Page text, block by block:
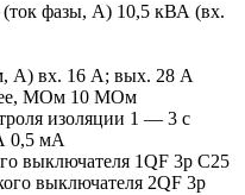
фазы, А) 10,5 кВА (вх.
А) вх. 16 А; вых. 28 А
МОм 10 МОм
изоляции 1 — 3 с
0,5 мА
выключателя 1QF 3р С25
выключателя 2QF 3р